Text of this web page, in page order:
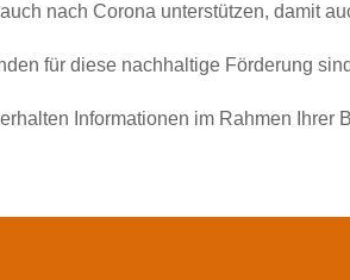
nach Corona unterstützen, damit
für diese nachhaltige Förderung
Informationen im Rahmen Ihrer